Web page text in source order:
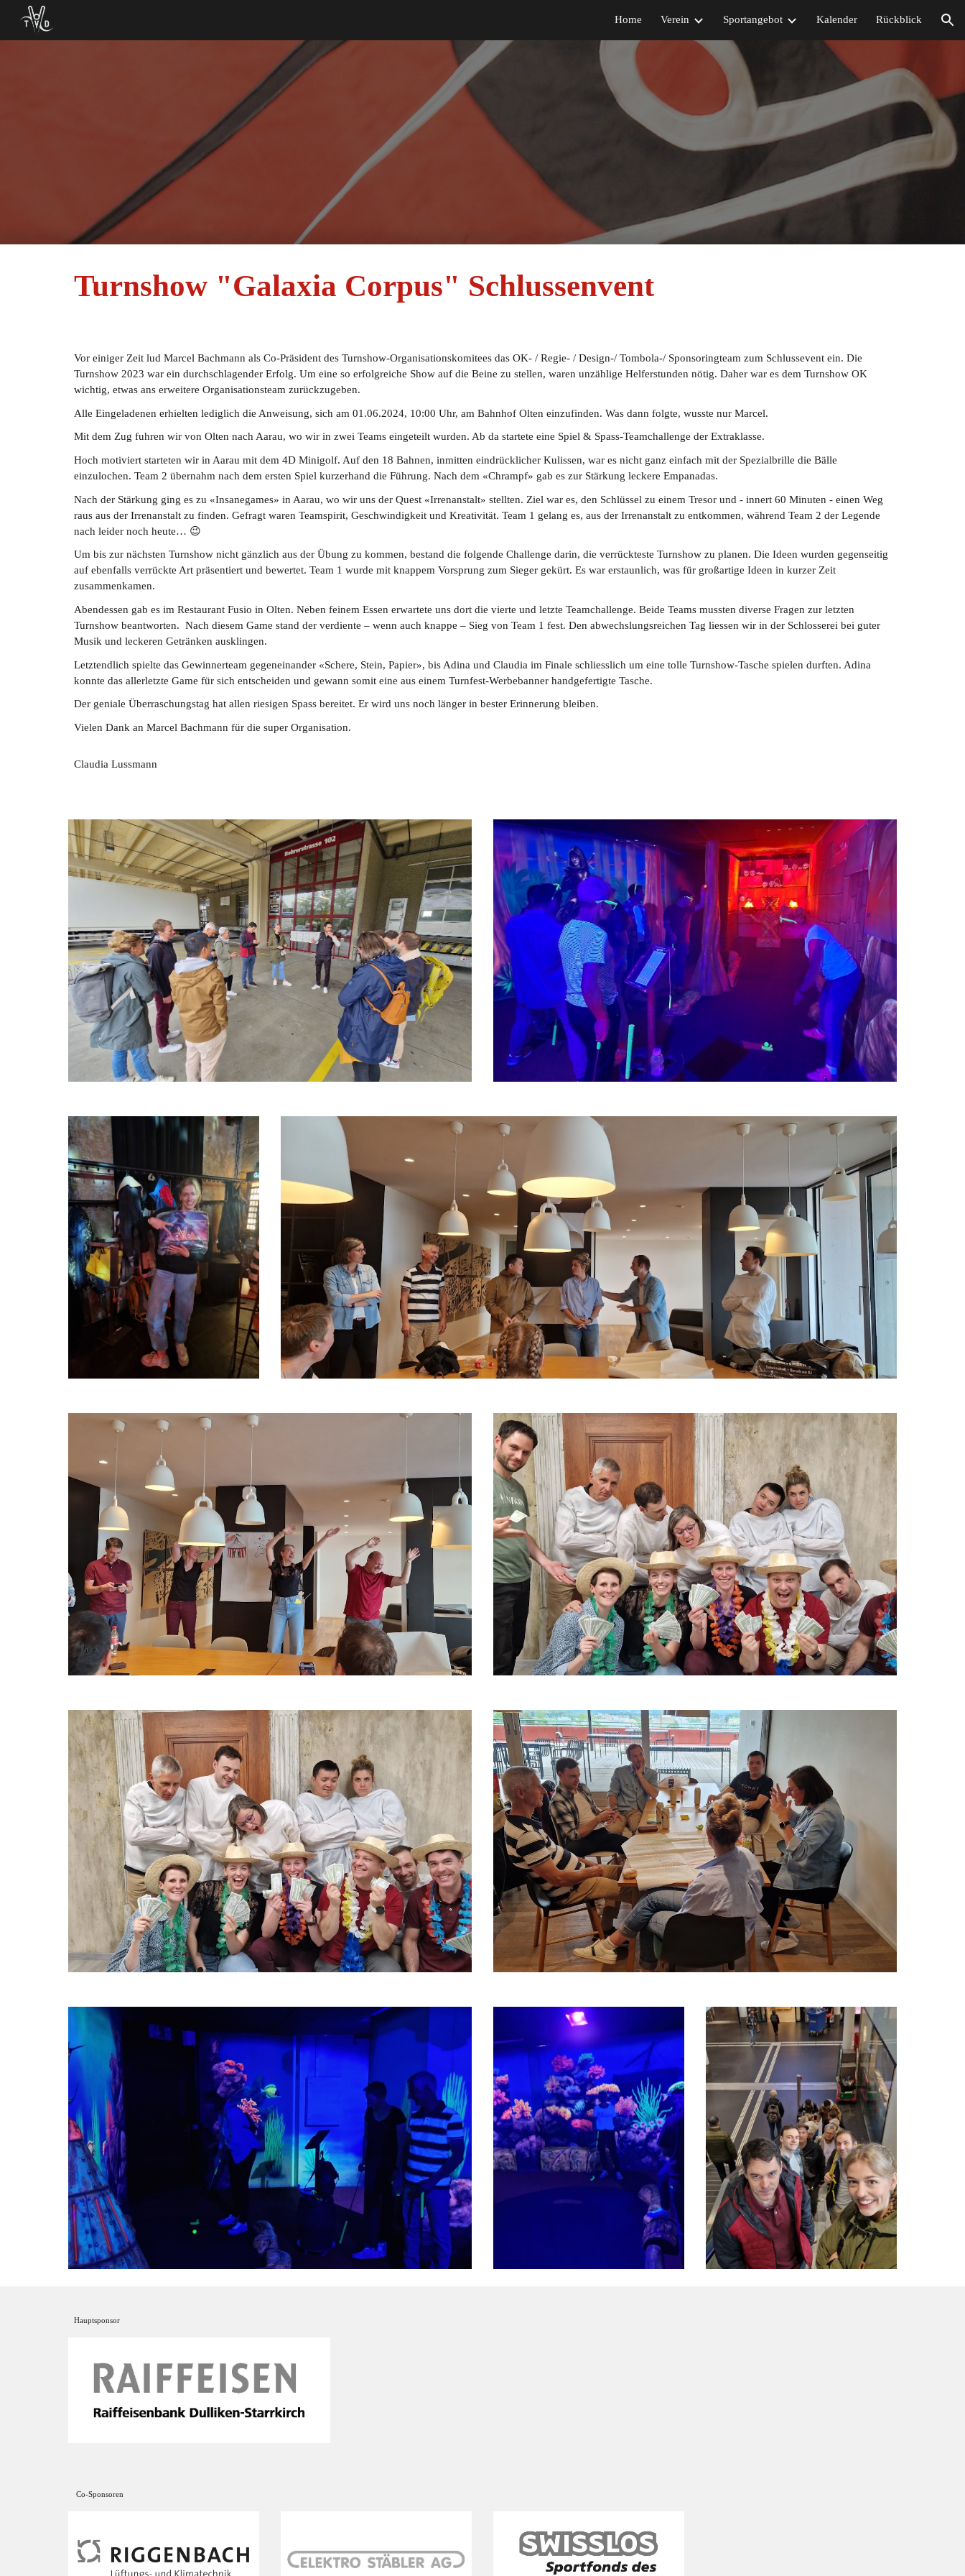
Skip to navigation
Home Verein Sportangebot Kalender Rückblick
Turnshow "Galaxia Corpus" Schlussenvent
Vor einiger Zeit lud Marcel Bachmann als Co-Präsident des Turnshow-Organisationskomitees das OK- / Regie- / Design-/ Tombola-/ Sponsoringteam zum Schlussevent ein. Die
Turnshow 2023 war ein durchschlagender Erfolg. Um eine so erfolgreiche Show auf die Beine zu stellen, waren unzählige Helferstunden nötig. Daher war es dem Turnshow OK
wichtig, etwas ans erweitere Organisationsteam zurückzugeben.
Alle Eingeladenen erhielten lediglich die Anweisung, sich am 01.06.2024, 10:00 Uhr, am Bahnhof Olten einzufinden. Was dann folgte, wusste nur Marcel.
Mit dem Zug fuhren wir von Olten nach Aarau, wo wir in zwei Teams eingeteilt wurden. Ab da startete eine Spiel & Spass-Teamchallenge der Extraklasse.
Hoch motiviert starteten wir in Aarau mit dem 4D Minigolf. Auf den 18 Bahnen, inmitten eindrücklicher Kulissen, war es nicht ganz einfach mit der Spezialbrille die Bälle
einzulochen. Team 2 übernahm nach dem ersten Spiel kurzerhand die Führung. Nach dem «Chrampf» gab es zur Stärkung leckere Empanadas.
Nach der Stärkung ging es zu «Insanegames» in Aarau, wo wir uns der Quest «Irrenanstalt» stellten. Ziel war es, den Schlüssel zu einem Tresor und - innert 60 Minuten - einen Weg
raus aus der Irrenanstalt zu finden. Gefragt waren Teamspirit, Geschwindigkeit und Kreativität. Team 1 gelang es, aus der Irrenanstalt zu entkommen, während Team 2 der Legende
nach leider noch heute… 😉
Um bis zur nächsten Turnshow nicht gänzlich aus der Übung zu kommen, bestand die folgende Challenge darin, die verrückteste Turnshow zu planen. Die Ideen wurden gegenseitig
auf ebenfalls verrückte Art präsentiert und bewertet. Team 1 wurde mit knappem Vorsprung zum Sieger gekürt. Es war erstaunlich, was für großartige Ideen in kurzer Zeit
zusammenkamen.
Abendessen gab es im Restaurant Fusio in Olten. Neben feinem Essen erwartete uns dort die vierte und letzte Teamchallenge. Beide Teams mussten diverse Fragen zur letzten
Turnshow beantworten. Nach diesem Game stand der verdiente – wenn auch knappe – Sieg von Team 1 fest. Den abwechslungsreichen Tag liessen wir in der Schlosserei bei guter
Musik und leckeren Getränken ausklingen.
Letztendlich spielte das Gewinnerteam gegeneinander «Schere, Stein, Papier», bis Adina und Claudia im Finale schliesslich um eine tolle Turnshow-Tasche spielen durften. Adina
konnte das allerletzte Game für sich entscheiden und gewann somit eine aus einem Turnfest-Werbebanner handgefertigte Tasche.
Der geniale Überraschungstag hat allen riesigen Spass bereitet. Er wird uns noch länger in bester Erinnerung bleiben.
Vielen Dank an Marcel Bachmann für die super Organisation.
Claudia Lussmann
Hauptsponsor
Co-Sponsoren